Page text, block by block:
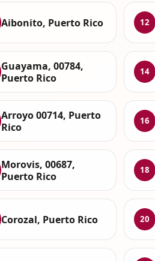
Aibonito, Puerto Rico 12
Guayama, 00784,
Puerto Rico
14
Arroyo 00714, Puerto
Rico
16
Morovis, 00687,
Puerto Rico
18
Corozal, Puerto Rico 20